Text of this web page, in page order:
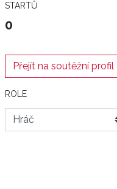
STARTŮ
0
Přejít na soutěžní profil
ROLE